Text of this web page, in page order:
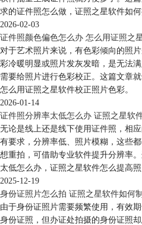
求的证件照怎么做，证照之星软件如何
2026-02-03
证件照颜色偏色怎么办 怎么用证照之
对于艺术照片来说，有色彩倾向的照
彩冷暖明显或照片发灰发暗，是无法
需要给照片进行色彩校正。这篇文章
怎么用证照之星软件校正照片色彩。
2026-01-14
证件照分辨率太低怎么办 证照之星软
无论是线上还是线下使用证件照，相
有要求，分辨率低、照片模糊，这些
想重拍，可借助专业软件提升分辨率
太低怎么办，证照之星软件怎么提高照
2025-12-19
身份证照片怎么拍 证照之星软件如何
由于身份证照片需要频繁使用，有效
身份证照，但办证处拍摄的身份证照